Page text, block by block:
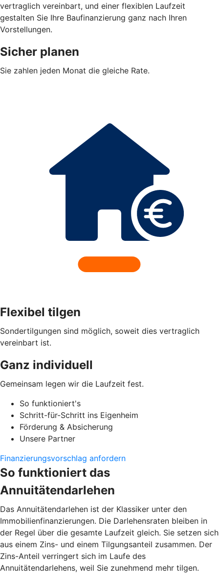
vertraglich vereinbart, und einer flexiblen Laufzeit
gestalten Sie Ihre Baufinanzierung ganz nach Ihren
Vorstellungen.
Sicher planen
Sie zahlen jeden Monat die gleiche Rate.
Flexibel tilgen
Sondertilgungen sind möglich, soweit dies vertraglich
vereinbart ist.
Ganz individuell
Gemeinsam legen wir die Laufzeit fest.
So funktioniert's
Schritt-für-Schritt ins Eigenheim
Förderung & Absicherung
Unsere Partner
Finanzierungsvorschlag anfordern
So funktioniert das
Annuitätendarlehen
Das Annuitätendarlehen ist der Klassiker unter den
Immobilienfinanzierungen. Die Darlehensraten bleiben in
der Regel über die gesamte Laufzeit gleich. Sie setzen sich
aus einem Zins- und einem Tilgungsanteil zusammen. Der
Zins-Anteil verringert sich im Laufe des
Annuitätendarlehens, weil Sie zunehmend mehr tilgen.